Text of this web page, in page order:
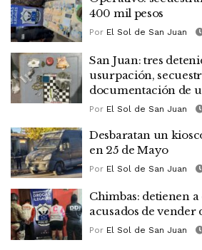
400 mil pesos
Por El Sol de San Juan
San Juan: tres
usurpación,
documentación de
Por El Sol de San Juan
Desbaratan un
en 25 de Mayo
Por El Sol de San Juan
Chimbas: detienen
acusados de vender
Por El Sol de San Juan